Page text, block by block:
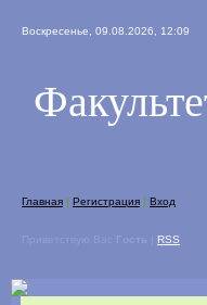
Воскресенье, 09.08.2026, 12:09
Главная | Регистрация | Вход
RSS